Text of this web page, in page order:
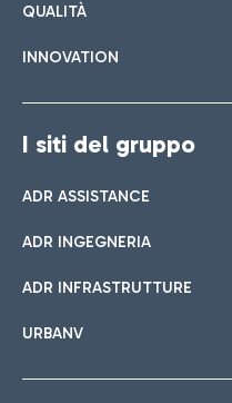
QUALITÀ
INNOVATION
I siti del gruppo
ADR ASSISTANCE
ADR INGEGNERIA
ADR INFRASTRUTTURE
URBANV